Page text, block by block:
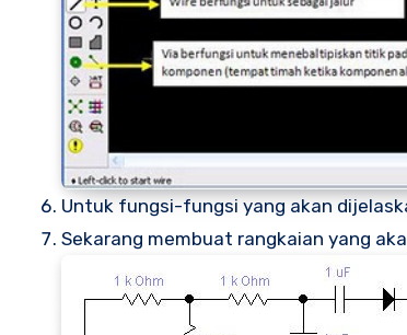
Untuk fungsi-fungsi yang akan
Sekarang membuat rangkaian yang